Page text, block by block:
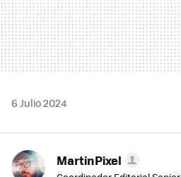
6 Julio 2024
MartinPixel